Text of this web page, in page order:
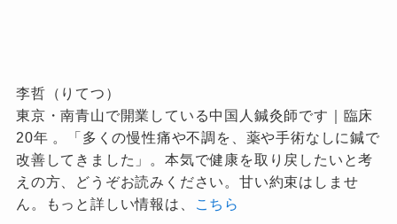
李哲（りてつ）
東京・南青山で開業している中国人鍼灸師です｜臨床
20年 。「多くの慢性痛や不調を、薬や手術なしに鍼で
改善してきました」。本気で健康を取り戻したいと考
えの方、どうぞお読みください。甘い約束はしませ
ん。もっと詳しい情報は、
こちら